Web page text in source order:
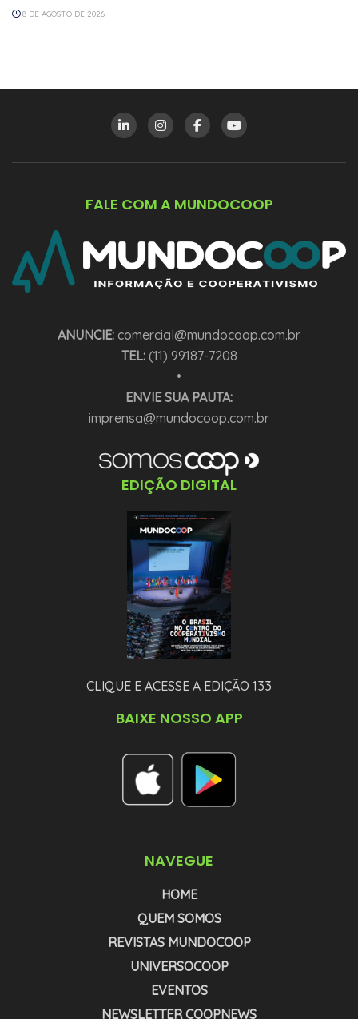
8 DE AGOSTO DE 2026
FALE COM A MUNDOCOOP
ANUNCIE: comercial@mundocoop.com.br
TEL:(11) 99187-7208
•
ENVIE SUA PAUTA:
imprensa@mundocoop.com.br
EDIÇÃO DIGITAL
CLIQUE E ACESSE A EDIÇÃO 133
BAIXE NOSSO APP
NAVEGUE
HOME
QUEM SOMOS
REVISTAS MUNDOCOOP
UNIVERSOCOOP
EVENTOS
NEWSLETTER COOPNEWS